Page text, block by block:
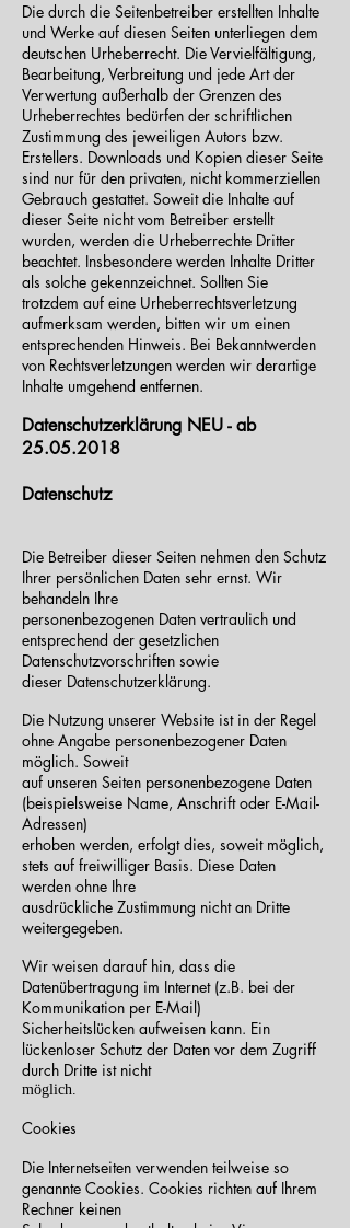
Die durch die Seitenbetreiber erstellten Inhalte
und Werke auf diesen Seiten unterliegen dem
deutschen Urheberrecht. Die Vervielfältigung,
Bearbeitung, Verbreitung und jede Art der
Verwertung außerhalb der Grenzen des
Urheberrechtes bedürfen der schriftlichen
Zustimmung des jeweiligen Autors bzw.
Erstellers. Downloads und Kopien dieser Seite
sind nur für den privaten, nicht kommerziellen
Gebrauch gestattet. Soweit die Inhalte auf
dieser Seite nicht vom Betreiber erstellt
wurden, werden die Urheberrechte Dritter
beachtet. Insbesondere werden Inhalte Dritter
als solche gekennzeichnet. Sollten Sie
trotzdem auf eine Urheberrechtsverletzung
aufmerksam werden, bitten wir um einen
entsprechenden Hinweis. Bei Bekanntwerden
von Rechtsverletzungen werden wir derartige
Inhalte umgehend entfernen.
Datenschutzerklärung NEU - ab
25.05.2018
Datenschutz
Die Betreiber dieser Seiten nehmen den Schutz
Ihrer persönlichen Daten sehr ernst. Wir
behandeln Ihre
personenbezogenen Daten vertraulich und
entsprechend der gesetzlichen
Datenschutzvorschriften sowie
dieser Datenschutzerklärung.
Die Nutzung unserer Website ist in der Regel
ohne Angabe personenbezogener Daten
möglich. Soweit
auf unseren Seiten personenbezogene Daten
(beispielsweise Name, Anschrift oder E-Mail-
Adressen)
erhoben werden, erfolgt dies, soweit möglich,
stets auf freiwilliger Basis. Diese Daten
werden ohne Ihre
ausdrückliche Zustimmung nicht an Dritte
weitergegeben.
Wir weisen darauf hin, dass die
Datenübertragung im Internet (z.B. bei der
Kommunikation per E-Mail)
Sicherheitslücken aufweisen kann. Ein
lückenloser Schutz der Daten vor dem Zugriff
durch Dritte ist nicht
möglich.
Cookies
Die Internetseiten verwenden teilweise so
genannte Cookies. Cookies richten auf Ihrem
Rechner keinen